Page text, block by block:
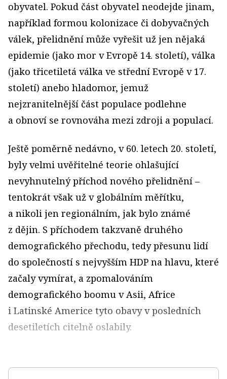
obyvatel. Pokud část obyvatel neodejde jinam,
například formou kolonizace či dobyvačných
válek, přelidnění může vyřešit už jen nějaká
epidemie (jako mor v Evropě 14. století), válka
(jako třicetiletá válka ve střední Evropě v 17.
století) anebo hladomor, jemuž
nejzranitelnější část populace podlehne
a obnoví se rovnováha mezi zdroji a populací.
Ještě poměrně nedávno, v 60. letech 20. století,
byly velmi uvěřitelné teorie ohlašující
nevyhnutelný příchod nového přelidnění –
tentokrát však už v globálním měřítku,
a nikoli jen regionálním, jak bylo známé
z dějin. S příchodem takzvaně druhého
demografického přechodu, tedy přesunu lidí
do společností s nejvyšším HDP na hlavu, které
začaly vymírat, a zpomalováním
demografického boomu v Asii, Africe
i Latinské Americe tyto obavy v posledních
desetiletích citelně oslabily.